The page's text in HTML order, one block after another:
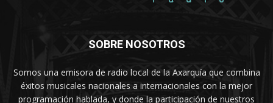
SOBRE NOSOTROS
Somos una emisora de radio local de la Axarquía que combina
éxitos musicales nacionales a internacionales con la mejor
programación hablada, y donde la participación de nuestros